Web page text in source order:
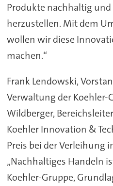
Produkte nachhaltig
herzustellen. Mit dem
wollen wir diese
machen.“
Frank Lendowski,
Verwaltung der Koehler-
Wildberger,
Koehler Innovation &
Preis bei der Verleihung
„Nachhaltiges Handeln
Koehler-Gruppe,